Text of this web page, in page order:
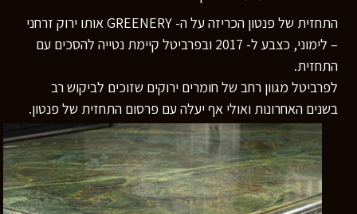
התחזית של פנטון הכריזה על ה- GREENERY אותו ירוק זרחני
– לימוני, כצבע ל- 2017 ובפרביטל קיימת נטייה להסכים עם
התחזית.
לפרביטל מגוון רחב של חומרים ירוקים שזוכים לביקוש רב
בשנים האחרונות ואולי אף יעלה עם פרסום התחזית של פנטון.